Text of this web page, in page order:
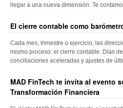
llegar a una nueva dimensión. Te
El cierre contable como
Cada mes, trimestre o ejercicio, las
mismo proceso: el cierre contable. Días
conciliaciones aceleradas y ajustes de
MAD FinTech te invita al evento
Transformación Financiera